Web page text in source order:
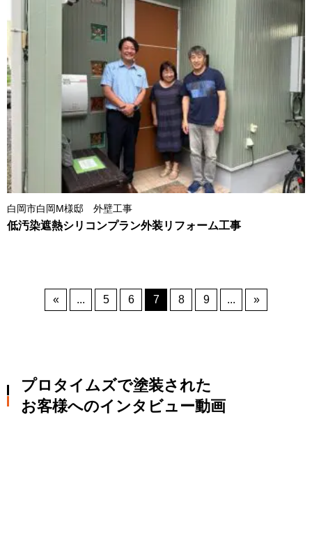
白岡市白岡M様邸 外壁工事
低汚染遮熱シリコンプラン外装リフォーム工事
« ... 5 6 7 8 9 ... »
プロタイムズで塗装された
お客様へのインタビュー動画